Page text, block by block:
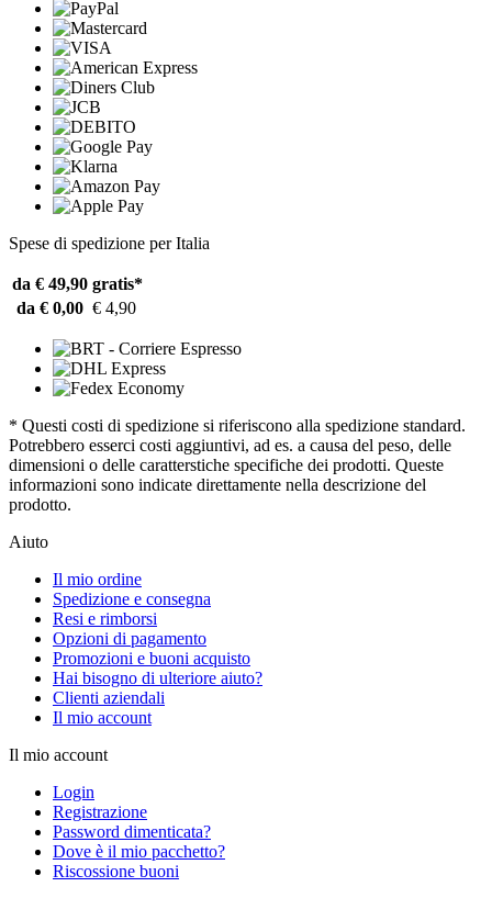
Spese di spedizione per Italia
da € 49,90 gratis*
da € 0,00 € 4,90
* Questi costi di spedizione si riferiscono alla spedizione standard.
Potrebbero esserci costi aggiuntivi, ad es. a causa del peso, delle
dimensioni o delle caratterstiche specifiche dei prodotti. Queste
informazioni sono indicate direttamente nella descrizione del
prodotto.
Aiuto
Il mio ordine
Spedizione e consegna
Resi e rimborsi
Opzioni di pagamento
Promozioni e buoni acquisto
Hai bisogno di ulteriore aiuto?
Clienti aziendali
Il mio account
Il mio account
Login
Registrazione
Password dimenticata?
Dove è il mio pacchetto?
Riscossione buoni